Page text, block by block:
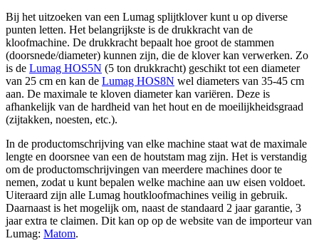
Bij het uitzoeken van een Lumag splijtklover kunt u op diverse
punten letten. Het belangrijkste is de drukkracht van de
kloofmachine. De drukkracht bepaalt hoe groot de stammen
(doorsnede/diameter) kunnen zijn, die de klover kan verwerken. Zo
is de Lumag HOS5N (5 ton drukkracht) geschikt tot een diameter
van 25 cm en kan de Lumag HOS8N wel diameters van 35-45 cm
aan. De maximale te kloven diameter kan variëren. Deze is
afhankelijk van de hardheid van het hout en de moeilijkheidsgraad
(zijtakken, noesten, etc.).
In de productomschrijving van elke machine staat wat de maximale
lengte en doorsnee van een de houtstam mag zijn. Het is verstandig
om de productomschrijvingen van meerdere machines door te
nemen, zodat u kunt bepalen welke machine aan uw eisen voldoet.
Uiteraard zijn alle Lumag houtkloofmachines veilig in gebruik.
Daarnaast is het mogelijk om, naast de standaard 2 jaar garantie, 3
jaar extra te claimen. Dit kan op op de website van de importeur van
Lumag: Matom.